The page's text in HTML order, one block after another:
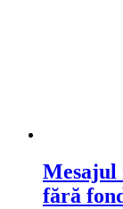
Mesajul
fără